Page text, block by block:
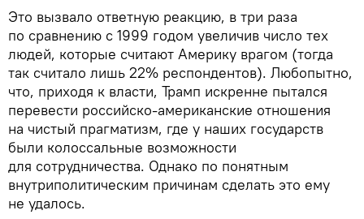
Это вызвало ответную реакцию, в три раза
по сравнению с 1999 годом увеличив число тех
людей, которые считают Америку врагом (тогда
так считало лишь 22% респондентов). Любопытно,
что, приходя к власти, Трамп искренне пытался
перевести российско-американские отношения
на чистый прагматизм, где у наших государств
были колоссальные возможности
для сотрудничества. Однако по понятным
внутриполитическим причинам сделать это ему
не удалось.